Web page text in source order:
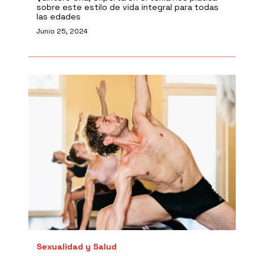
sobre este estilo de vida integral para todas
las edades
Junio 25, 2024
Sexualidad y Salud